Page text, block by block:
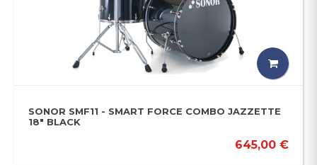
SONOR SMF11 - SMART FORCE COMBO JAZZETTE
18" BLACK
645,00 €